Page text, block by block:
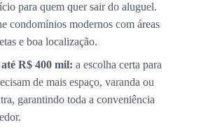
para quem quer sair do aluguel.
condomínios modernos com áreas
e boa localização.
R$ 400 mil: a escolha certa para
de mais espaço, varanda ou
garantindo toda a conveniência